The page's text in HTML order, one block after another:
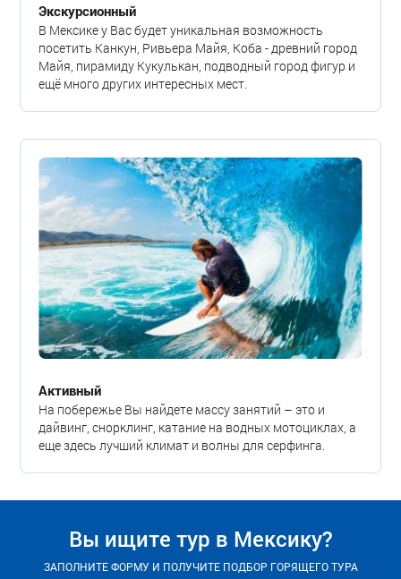
Экскурсионный
В Мексике у Вас будет уникальная возможность
посетить Канкун, Ривьера Майя, Коба - древний город
Майя, пирамиду Кукулькан, подводный город фигур и
ещё много других интересных мест.
Активный
На побережье Вы найдете массу занятий – это и
дайвинг, снорклинг, катание на водных мотоциклах, а
еще здесь лучший климат и волны для серфинга.
Вы ищите тур в Мексику?
ЗАПОЛНИТЕ ФОРМУ И ПОЛУЧИТЕ ПОДБОР ГОРЯЩЕГО ТУРА